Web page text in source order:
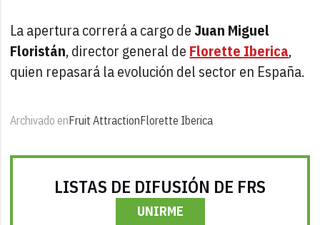
La apertura correrá a cargo deJuan Miguel
Floristán, director general de Florette Iberica,
quien repasará la evolución del sector en España.
Archivado enFruit AttractionFlorette Iberica
LISTAS DE DIFUSIÓN DE FRS
UNIRME